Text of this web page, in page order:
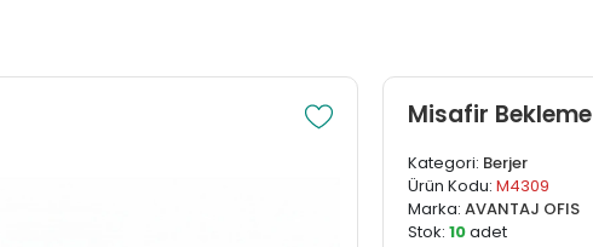
Misafir
Kategori: Berjer
Ürün Kodu:M4309
Marka:AVANTAJ OFIS
Stok:10adet